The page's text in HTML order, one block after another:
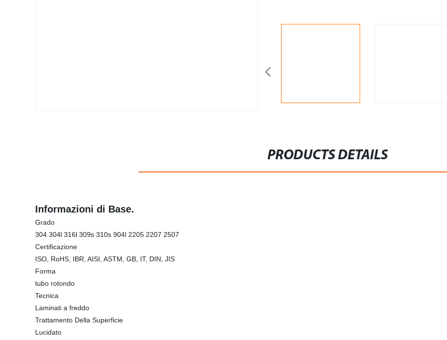
PRODUCTS DETAILS
Informazioni di Base.
Grado
304 304l 316l 309s 310s 904l 2205 2207 2507
Certificazione
ISO, RoHS, IBR, AISI, ASTM, GB, IT, DIN, JIS
Forma
tubo rotondo
Tecnica
Laminati a freddo
Trattamento Della Superficie
Lucidato